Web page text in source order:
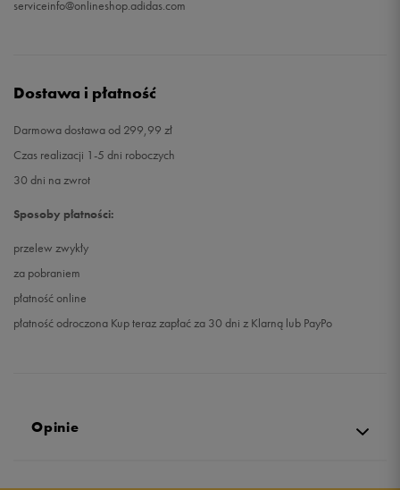
serviceinfo@onlineshop.adidas.com
Dostawa i płatność
Darmowa dostawa od 299,99 zł
Czas realizacji 1-5 dni roboczych
30 dni na zwrot
Sposoby płatności:
przelew zwykły
za pobraniem
płatność online
płatność odroczona Kup teraz zapłać za 30 dni z Klarną lub PayPo
Opinie